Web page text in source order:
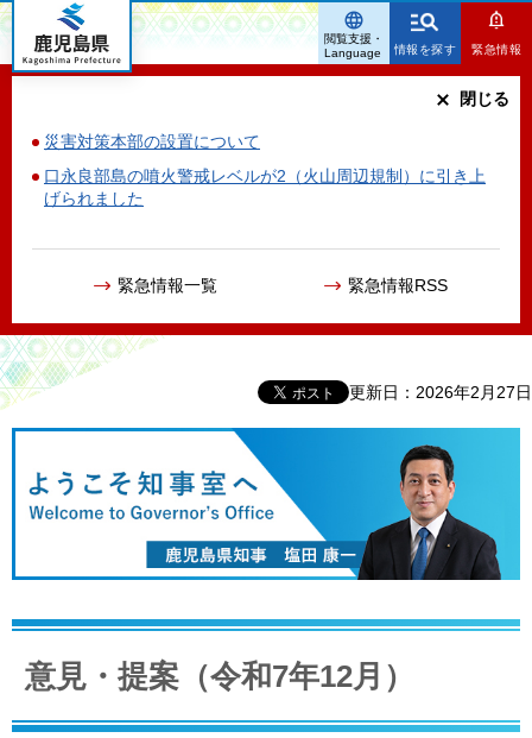
鹿児島県
情報を探す 緊急情報
災害対策本部の設置について
口永良部島の噴火警戒レベルが2（火山周辺規制）に引き上
げられました
緊急情報一覧 緊急情報RSS
閉じる
閲覧支援・
Language
更新日：2026年2月27日
意見・提案（令和7年12月）